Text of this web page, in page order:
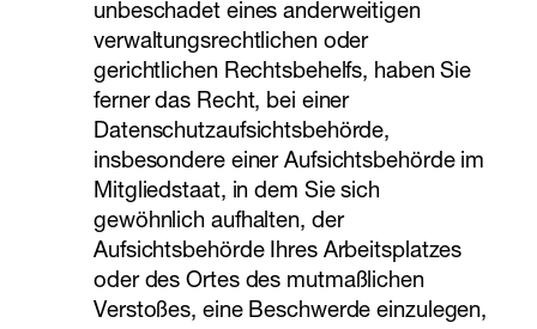
unbeschadet eines anderweitigen
verwaltungsrechtlichen oder
gerichtlichen Rechtsbehelfs, haben Sie
ferner das Recht, bei einer
Datenschutzaufsichtsbehörde,
insbesondere einer Aufsichtsbehörde im
Mitgliedstaat, in dem Sie sich
gewöhnlich aufhalten, der
Aufsichtsbehörde Ihres Arbeitsplatzes
oder des Ortes des mutmaßlichen
Verstoßes, eine Beschwerde einzulegen,